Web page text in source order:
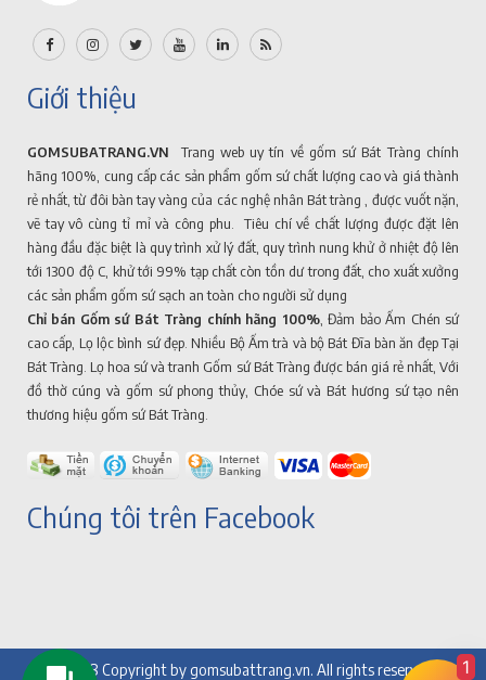
Giới thiệu
GOMSUBATRANG.VN Trang web uy tín về gốm sứ Bát Tràng chính
hãng 100%, cung cấp các sản phẩm gốm sứ chất lượng cao và giá thành
rẻ nhất, từ đôi bàn tay vàng của các nghệ nhân Bát tràng , được vuốt nặn,
vẽ tay vô cùng tỉ mỉ và công phu. Tiêu chí về chất lượng được đặt lên
hàng đầu đặc biệt là quy trình xử lý đất, quy trình nung khử ở nhiệt độ lên
tới 1300 độ C, khử tới 99% tạp chất còn tồn dư trong đất, cho xuất xưởng
các sản phẩm gốm sứ sạch an toàn cho người sử dụng
Chỉ bán Gốm sứ Bát Tràng chính hãng 100%, Đảm bảo Ấm Chén sứ
cao cấp, Lọ lộc bình sứ đẹp. Nhiều Bộ Ấm trà và bộ Bát Đĩa bàn ăn đẹp Tại
Bát Tràng. Lọ hoa sứ và tranh Gốm sứ Bát Tràng được bán giá rẻ nhất, Với
đồ thờ cúng và gốm sứ phong thủy, Chóe sứ và Bát hương sứ tạo nên
thương hiệu gốm sứ Bát Tràng.
Chúng tôi trên Facebook
© 2018 Copyright by gomsubattrang.vn. All rights reserved. 1